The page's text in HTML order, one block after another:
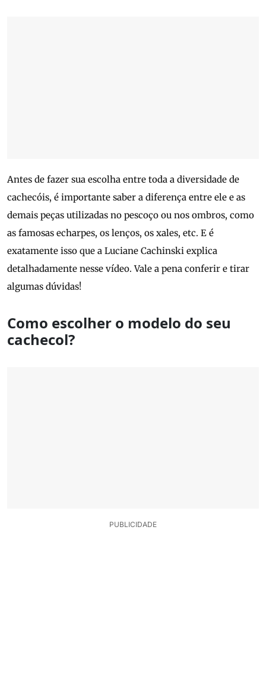
Antes de fazer sua escolha entre toda a diversidade de
cachecóis, é importante saber a diferença entre ele e as
demais peças utilizadas no pescoço ou nos ombros, como
as famosas echarpes, os lenços, os xales, etc. E é
exatamente isso que a Luciane Cachinski explica
detalhadamente nesse vídeo. Vale a pena conferir e tirar
algumas dúvidas!
Como escolher o modelo do seu
cachecol?
PUBLICIDADE